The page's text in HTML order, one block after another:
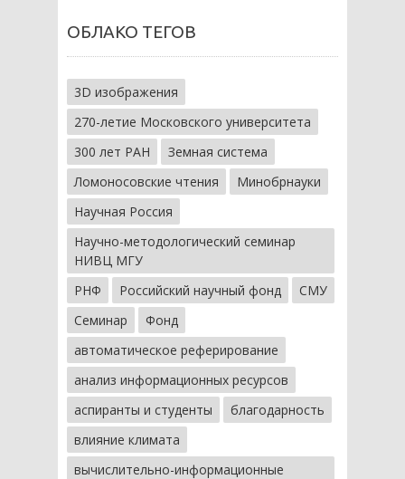
ОБЛАКО ТЕГОВ
3D изображения
270-летие Московского университета
300 лет РАН
Земная система
Ломоносовские чтения
Минобрнауки
Научная Россия
Научно-методологический семинар
НИВЦ МГУ
РНФ
Российский научный фонд
СМУ
Семинар
Фонд
автоматическое реферирование
анализ информационных ресурсов
аспиранты и студенты
благодарность
влияние климата
вычислительно-информационные